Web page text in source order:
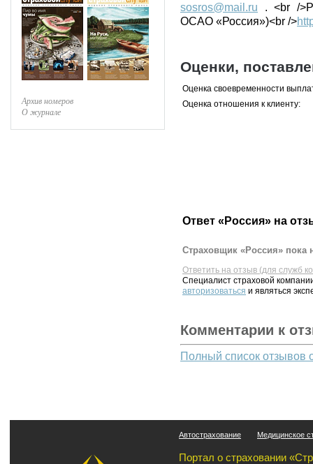
Архив номеров
О журнале
sosros@mail.ru . <br /
ОСАО «Россия»)<br />
Оценки,
Оценка своевременности
Оценка отношения к клиенту:
Ответ «Россия» на
Страховщик «Россия» пока
Ответить на отзыв (для служб
Специалист страховой
авторизоваться и являться
Комментарии к
Полный список отзывов
Автострахование Медицинское
Портал о страховании